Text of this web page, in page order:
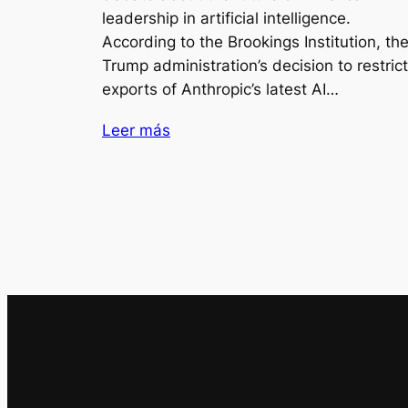
leadership in artificial intelligence.
According to the Brookings Institution, the
Trump administration’s decision to restrict
exports of Anthropic’s latest AI…
Leer más